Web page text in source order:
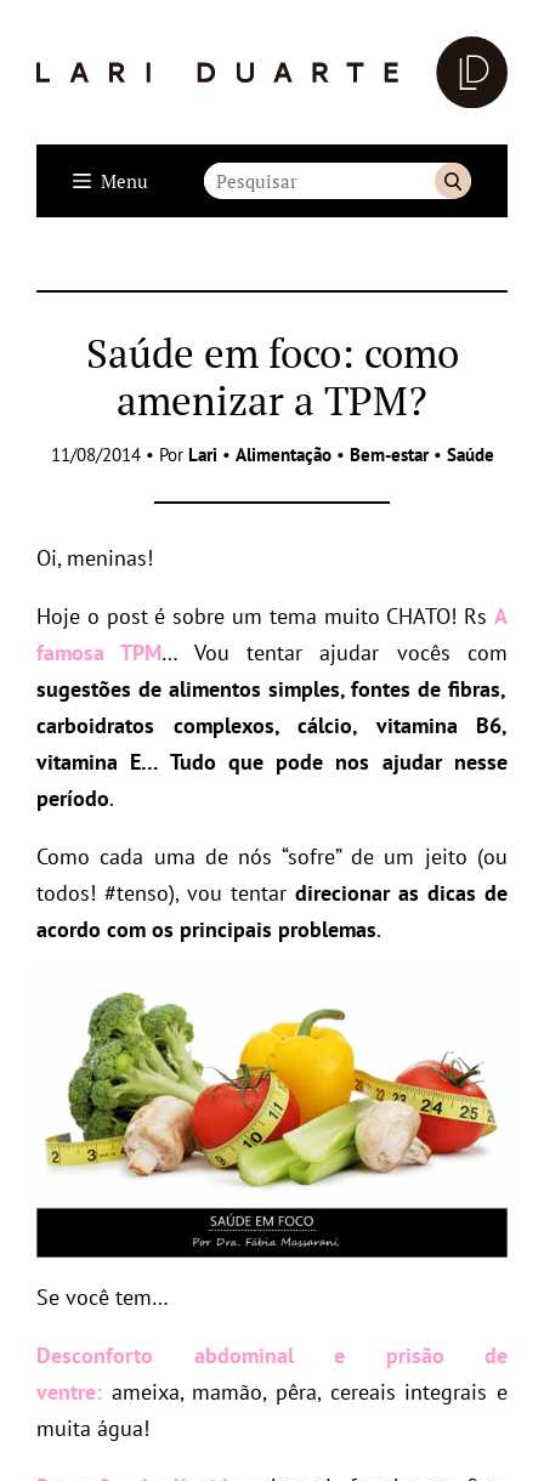
Menu
Saúde em foco: como
amenizar a TPM?
11/08/2014 • Por Lari • Alimentação• Bem-estar• Saúde
Oi, meninas!
Hoje o post é sobre um tema muito CHATO! Rs A
famosa TPM… Vou tentar ajudar vocês com
sugestões de alimentos simples, fontes de fibras,
carboidratos complexos, cálcio, vitamina B6,
vitamina E… Tudo que pode nos ajudar nesse
período.
Como cada uma de nós “sofre” de um jeito (ou
todos! #tenso), vou tentar direcionar as dicas de
acordo com os principais problemas.
Se você tem…
Desconforto abdominal e prisão de
ventre: ameixa, mamão, pêra, cereais integrais e
muita água!